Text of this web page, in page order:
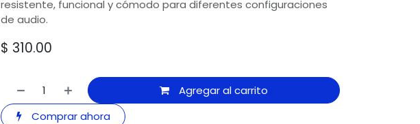
resistente, funcional y cómodo para diferentes configuraciones
de audio.
$ 310.00
Agregar al carrito
Comprar ahora